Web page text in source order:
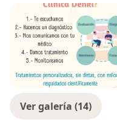
Ver galería (14)